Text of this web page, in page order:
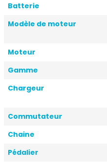
Batterie
Modèle de moteur
Moteur
Gamme
Chargeur
Commutateur
Chaine
Pédalier